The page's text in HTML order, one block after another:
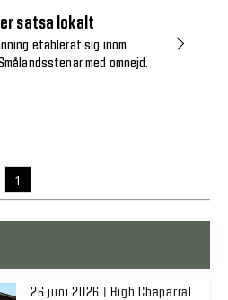
satsa lokalt
etablerat sig inom
med omnejd.
1
26 juni 2026 | High Chaparral